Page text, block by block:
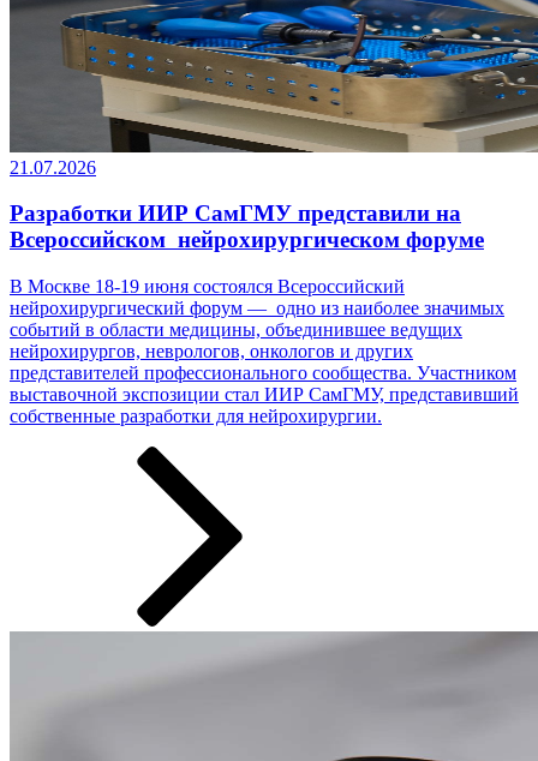
21.07.2026
Разработки ИИР СамГМУ представили на
Всероссийском нейрохирургическом форуме
В Москве 18-19 июня состоялся Всероссийский
нейрохирургический форум — одно из наиболее значимых
событий в области медицины, объединившее ведущих
нейрохирургов, неврологов, онкологов и других
представителей профессионального сообщества. Участником
выставочной экспозиции стал ИИР СамГМУ, представивший
собственные разработки ­­­для нейрохирургии.